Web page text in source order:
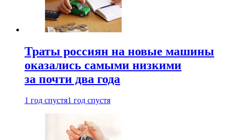
Траты россиян на новые машины
оказались самыми низкими
за почти два года
1 год спустя1 год спустя